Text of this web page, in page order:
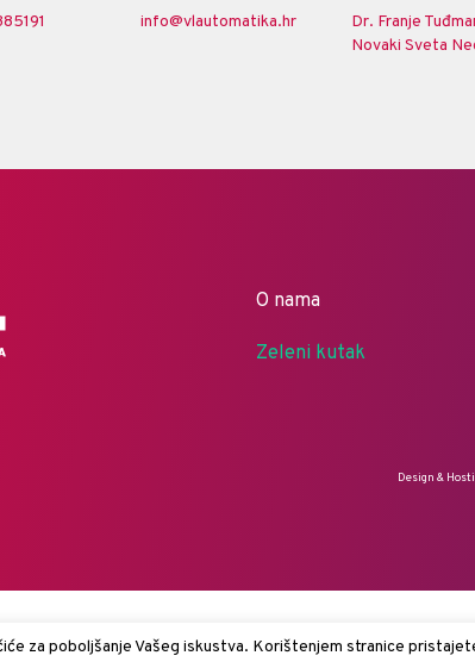
info@vlautomatika.hr
Dr. Franje
Novaki Sveta
O nama
Zeleni kutak
Design &
za poboljšanje Vašeg iskustva. Korištenjem stranice